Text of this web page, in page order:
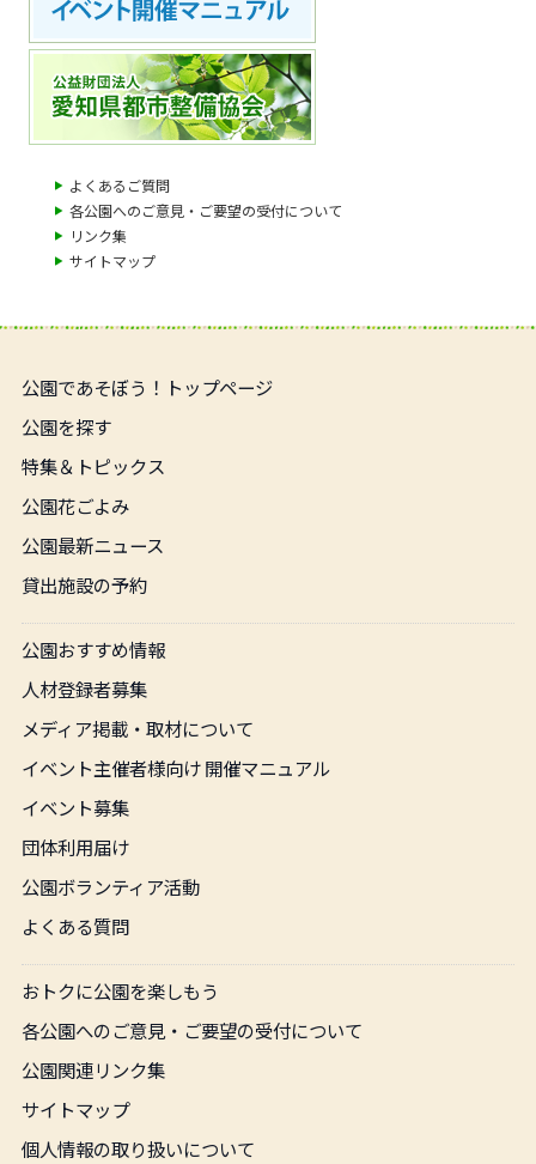
よくあるご質問
各公園へのご意見・ご要望の受付について
リンク集
サイトマップ
公園であそぼう！トップページ
公園を探す
特集＆トピックス
公園花ごよみ
公園最新ニュース
貸出施設の予約
公園おすすめ情報
人材登録者募集
メディア掲載・取材について
イベント主催者様向け 開催マニュアル
イベント募集
団体利用届け
公園ボランティア活動
よくある質問
おトクに公園を楽しもう
各公園へのご意見・ご要望の受付について
公園関連リンク集
サイトマップ
個人情報の取り扱いについて